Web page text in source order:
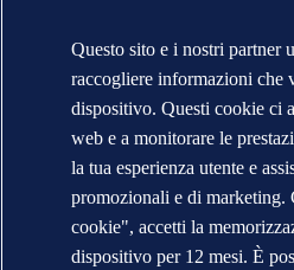
Questo sito e i nostri partner
raccogliere informazioni che
dispositivo. Questi cookie ci
web e a monitorare le
la tua esperienza utente e
promozionali e di
cookie", accetti la
dispositivo per 12 mesi. È